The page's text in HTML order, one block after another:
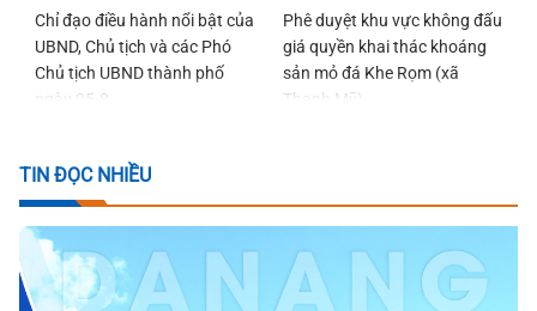
Chỉ đạo điều hành nổi bật của
UBND, Chủ tịch và các Phó
Chủ tịch UBND thành phố
ngày 05-8
Phê duyệt khu vực không đấu
giá quyền khai thác khoáng
sản mỏ đá Khe Rọm (xã
Thạnh Mỹ)
TIN ĐỌC NHIỀU